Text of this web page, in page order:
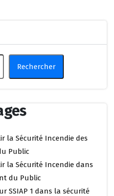
Rechercher
la Sécurité Incendie des
Public
la Sécurité Incendie dans
du Public
SSIAP 1 dans la sécurité